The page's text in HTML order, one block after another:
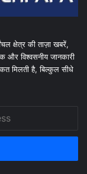
क्षेत्र की ताज़ा खबरें,
और विश्वसनीय जानकारी
मिलती है, बिल्कुल सीधे